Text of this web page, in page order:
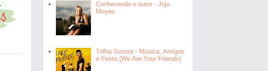
Conhecendo o autor - Jojo
Moyes
Trilha Sonora - Música, Amigos
e Festa (We Are Your Friends)